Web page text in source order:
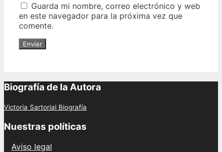
Guarda mi nombre, correo electrónico y web
en este navegador para la próxima vez que
comente.
Biografía de la Autora
Victoria Sartorial Biografía
Nuestras políticas
Aviso legal